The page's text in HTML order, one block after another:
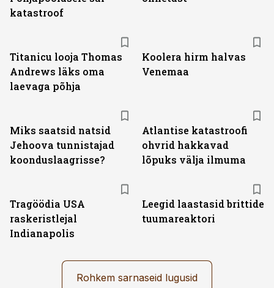
katastroof
Titanicu looja Thomas
Andrews läks oma
laevaga põhja
Koolera hirm halvas
Venemaa
Miks saatsid natsid
Jehoova tunnistajad
koonduslaagrisse?
Atlantise katastroofi
ohvrid hakkavad
lõpuks välja ilmuma
Tragöödia USA
raskeristlejal
Indianapolis
Leegid laastasid brittide
tuumareaktori
Rohkem sarnaseid lugusid